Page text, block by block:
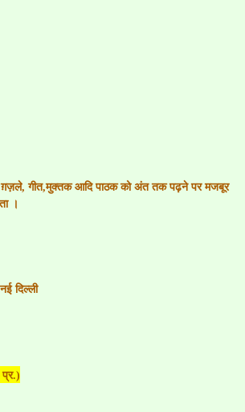
ग़ज़ले,गीत,मुक्तक आदि पाठक को अंत तक पढ़ने पर मजबूर
।
नई दिल्ली
प्र.)